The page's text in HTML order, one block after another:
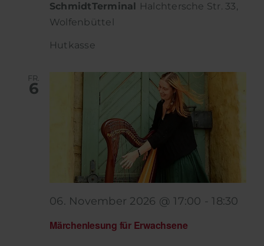
SchmidtTerminal Halchtersche Str. 33,
Wolfenbüttel
Hutkasse
FR.
6
Märchenlesung für Erwachsene
06. November 2026 @ 17:00 - 18:30